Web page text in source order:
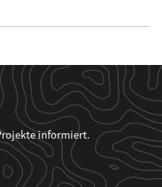
informiert.